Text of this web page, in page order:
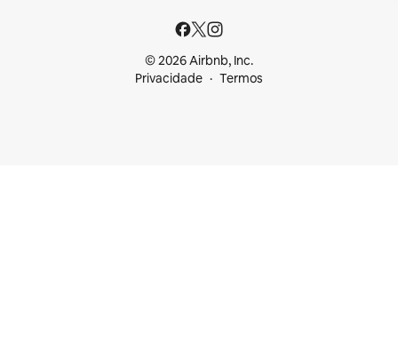
© 2026 Airbnb, Inc.
Privacidade
Termos